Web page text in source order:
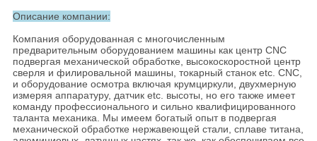
Описание компании:
Компания оборудованная с многочисленным
предварительным оборудованием машины как центр CNC
подвергая механической обработке, высокоскоростной центр
сверля и филировальной машины, токарный станок etc. CNC,
и оборудование осмотра включая крумциркули, двухмерную
измеряя аппаратуру, датчик etc. высоты, но его также имеет
команду профессионального и сильно квалифицированного
таланта механика. Мы имеем богатый опыт в подвергая
механической обработке нержавеющей стали, сплаве титана,